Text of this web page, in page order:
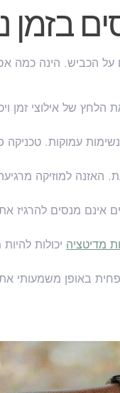
בזמן
הכביש. הינה כמה
של אילוצי זמן
עמוקות. טכניקה
האזנה למוזיקה
אינם מנסים להרגיז
מדיטציה יכולות
באופן משמעותי את